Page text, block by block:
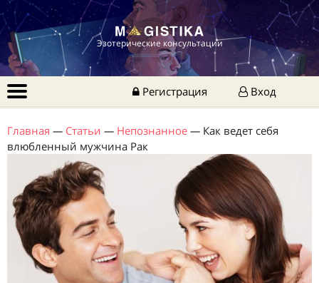
Эзотерические консультации
Регистрация Вход
Главная — Статьи — Непознанное — Как ведет себя
влюбленный мужчина Рак